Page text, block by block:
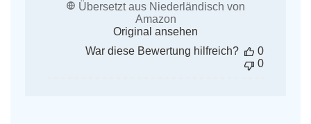
Übersetzt aus Niederländisch von
Amazon
Original ansehen
War diese Bewertung hilfreich?
0
0